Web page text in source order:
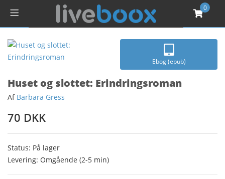
0
Ebog (epub)
Huset og slottet: Erindringsroman
Af Barbara Gress
70 DKK
Status: På lager
Levering: Omgående (2-5 min)